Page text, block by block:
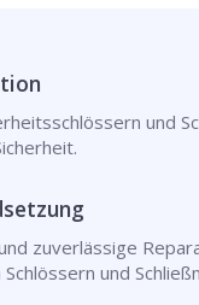
und
zuverlässige
und